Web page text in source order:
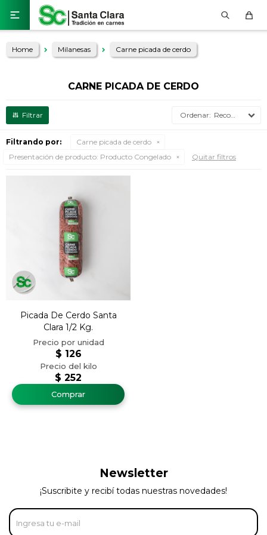

Home Milanesas Carne picada de cerdo
CARNE PICADA DE CERDO
Recomendados
Filtrando por:
Carne picada de cerdo
Presentación de producto: Producto Congelado Quitar filtros
Picada De Cerdo Santa
Clara 1/2 Kg.
$ 252
$ 126
Newsletter
¡Suscribite y recibí todas nuestras novedades!